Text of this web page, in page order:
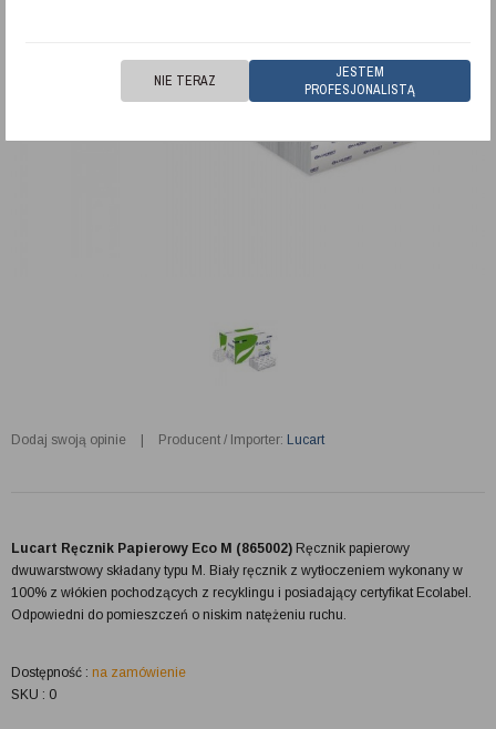
Dodaj swoją opinie Producent / Importer: Lucart
Lucart Ręcznik Papierowy Eco M (865002) Ręcznik papierowy
dwuwarstwowy składany typu M. Biały ręcznik z wytłoczeniem wykonany w
100% z włókien pochodzących z recyklingu i posiadający certyfikat Ecolabel.
Odpowiedni do pomieszczeń o niskim natężeniu ruchu.
Dostępność : na zamówienie
SKU : 0
JESTEM
PROFESJONALISTĄ
NIE TERAZ